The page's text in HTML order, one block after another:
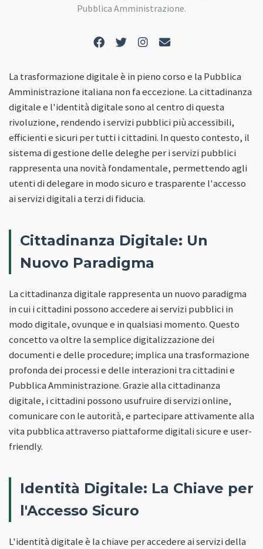
Pubblica Amministrazione.
La trasformazione digitale è in pieno corso e la Pubblica
Amministrazione italiana non fa eccezione. La cittadinanza
digitale e l'identità digitale sono al centro di questa
rivoluzione, rendendo i servizi pubblici più accessibili,
efficienti e sicuri per tutti i cittadini. In questo contesto, il
sistema di gestione delle deleghe per i servizi pubblici
rappresenta una novità fondamentale, permettendo agli
utenti di delegare in modo sicuro e trasparente l'accesso
ai servizi digitali a terzi di fiducia.
Cittadinanza Digitale: Un
Nuovo Paradigma
La cittadinanza digitale rappresenta un nuovo paradigma
in cui i cittadini possono accedere ai servizi pubblici in
modo digitale, ovunque e in qualsiasi momento. Questo
concetto va oltre la semplice digitalizzazione dei
documenti e delle procedure; implica una trasformazione
profonda dei processi e delle interazioni tra cittadini e
Pubblica Amministrazione. Grazie alla cittadinanza
digitale, i cittadini possono usufruire di servizi online,
comunicare con le autorità, e partecipare attivamente alla
vita pubblica attraverso piattaforme digitali sicure e user-
friendly.
Identità Digitale: La Chiave per
l'Accesso Sicuro
L'identità digitale è la chiave per accedere ai servizi della